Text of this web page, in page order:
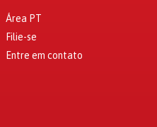
Área PT
Filie-se
Entre em contato